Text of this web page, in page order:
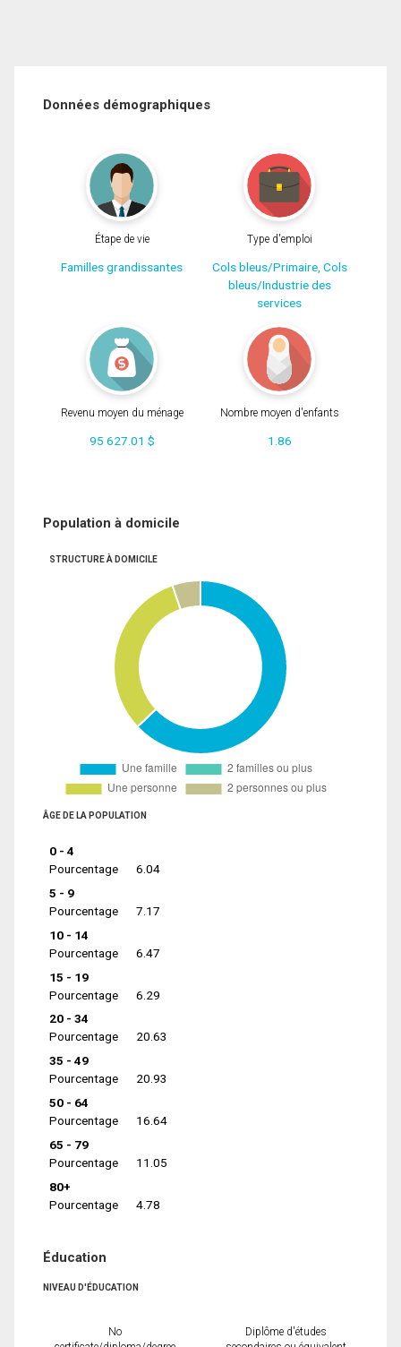
Données démographiques
Étape de vie
Familles grandissantes
Type d'emploi
Cols bleus/Primaire, Cols
bleus/Industrie des
services
Revenu moyen du ménage
95 627.01 $
Nombre moyen d'enfants
1.86
Population à domicile
STRUCTURE À DOMICILE
ÂGE DE LA POPULATION
0 - 4
Pourcentage
6.04
5 - 9
Pourcentage
7.17
10 - 14
Pourcentage
6.47
15 - 19
Pourcentage
6.29
20 - 34
Pourcentage
20.63
35 - 49
Pourcentage
20.93
50 - 64
Pourcentage
16.64
65 - 79
Pourcentage
11.05
80+
Pourcentage
4.78
Éducation
NIVEAU D'ÉDUCATION
No
Diplôme d'études